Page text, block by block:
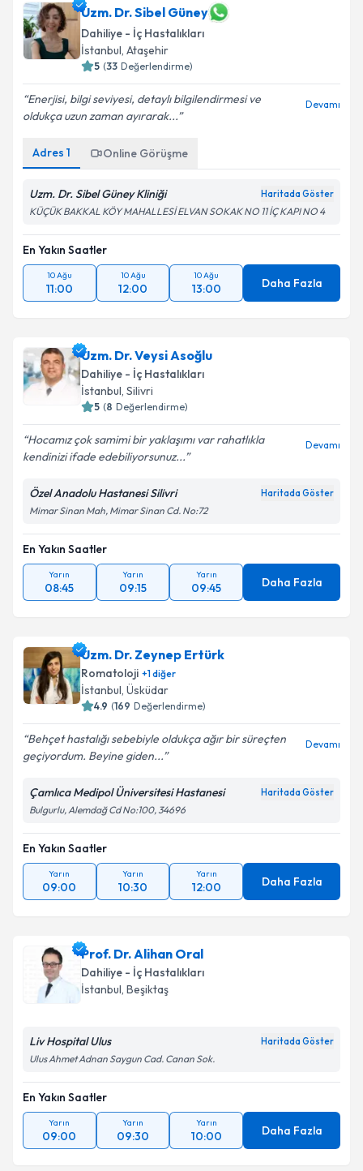
Uzm. Dr. Ersin Efetürkiçin randevu takvimi talebi
oluşturun. Size bu uzmandan randevu almanız için bir
takvim hazırlandığında e-posta ile bilgilendireceğiz.
E-posta Adresiniz
Kişisel verilerimin işlenmesine ilişkin
Metni'ni okudum ve kişisel verilerimin belirtilen
Takvim Talebini Gönder
Uzm. Dr. Sibel Güney
Dahiliye - İç Hastalıkları
İstanbul, Ataşehir
5 (33 Değerlendirme)
Enerjisi, bilgi seviyesi, detaylı bilgilendirmesi ve
oldukça uzun zaman ayırarak...
Devamı
Adres 1 Online Görüşme
Uzm. Dr. Sibel Güney Kliniği Haritada Göster
KÜÇÜK BAKKAL KÖY MAHALLESİ ELVAN SOKAK NO 11 İÇ KAPI NO 4
En Yakın Saatler
10 Ağu
11:00
10 Ağu
12:00
10 Ağu
13:00 Daha Fazla
Uzm. Dr. Veysi Asoğlu
Dahiliye - İç Hastalıkları
İstanbul, Silivri
5 (8 Değerlendirme)
Hocamız çok samimi bir yaklaşımı var rahatlıkla
kendinizi ifade edebiliyorsunuz...
Devamı
Özel Anadolu Hastanesi Silivri Haritada Göster
Mimar Sinan Mah, Mimar Sinan Cd. No:72
En Yakın Saatler
Yarın
08:45
Yarın
09:15
Yarın
09:45 Daha Fazla
Uzm. Dr. Zeynep Ertürk
Romatoloji +1diğer
İstanbul, Üsküdar
4.9 (169 Değerlendirme)
Behçet hastalığı sebebiyle oldukça ağır bir süreçten
geçiyordum. Beyine giden...
Devamı
Çamlıca Medipol Üniversitesi Hastanesi Haritada Göster
Bulgurlu, Alemdağ Cd No:100, 34696
En Yakın Saatler
Yarın
09:00
Yarın
10:30
Yarın
12:00 Daha Fazla
Prof. Dr. Alihan Oral
Dahiliye - İç Hastalıkları
İstanbul, Beşiktaş
Liv Hospital Ulus Haritada Göster
Ulus Ahmet Adnan Saygun Cad. Canan Sok.
En Yakın Saatler
Yarın
09:00
Yarın
09:30
Yarın
10:00 Daha Fazla